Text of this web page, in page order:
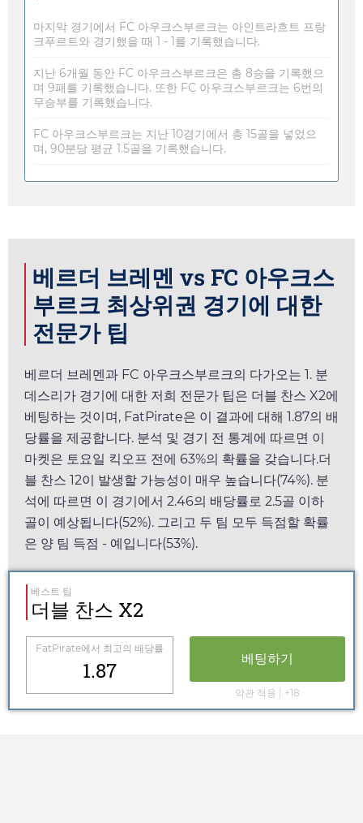
마지막 경기에서 FC 아우크스부르크는 아인트라흐트 프랑
크푸르트와 경기했을 때 1 - 1를 기록했습니다.
지난 6개월 동안 FC 아우크스부르크은 총 8승을 기록했으
며 9패를 기록했습니다. 또한 FC 아우크스부르크는 6번의
무승부를 기록했습니다.
FC 아우크스부르크는 지난 10경기에서 총 15골을 넣었으
며, 90분당 평균 1.5골을 기록했습니다.
베르더 브레멘 vs FC 아우크스
부르크 최상위권 경기에 대한
전문가 팁
베르더 브레멘과 FC 아우크스부르크의 다가오는 1. 분
데스리가 경기에 대한 저희 전문가 팁은 더블 찬스 X2에
베팅하는 것이며, FatPirate은 이 결과에 대해 1.87의 배
당률을 제공합니다. 분석 및 경기 전 통계에 따르면 이
마켓은 토요일 킥오프 전에 63%의 확률을 갖습니다.더
블 찬스 12이 발생할 가능성이 매우 높습니다(74%). 분
석에 따르면 이 경기에서 2.46의 배당률로 2.5골 이하
골이 예상됩니다(52%). 그리고 두 팀 모두 득점할 확률
은 양 팀 득점 - 예입니다(53%).
베스트 팁
더블 찬스 X2
FatPirate에서 최고의 배당률
1.87 베팅하기
약관 적용 | +18